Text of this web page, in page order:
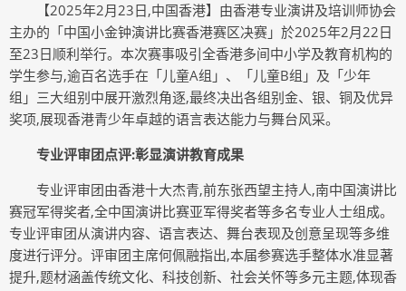
【2025年2月23日,中国香港】由香港专业演讲及培训师协会
主办的「中国小金钟演讲比赛香港赛区决赛」於2025年2月22日
至23日顺利举行。本次赛事吸引全香港多间中小学及教育机构的
学生参与,逾百名选手在「儿童A组」、「儿童B组」及「少年
组」三大组别中展开激烈角逐,最终决出各组别金、银、铜及优异
奖项,展现香港青少年卓越的语言表达能力与舞台风采。
专业评审团点评:彰显演讲教育成果
专业评审团由香港十大杰青,前东张西望主持人,南中国演讲比
赛冠军得奖者,全中国演讲比赛亚军得奖者等多名专业人士组成。
专业评审团从演讲内容、语言表达、舞台表现及创意呈现等多维
度进行评分。评审团主席何佩融指出,本届参赛选手整体水准显著
提升,题材涵盖传统文化、科技创新、社会关怀等多元主题,体现香